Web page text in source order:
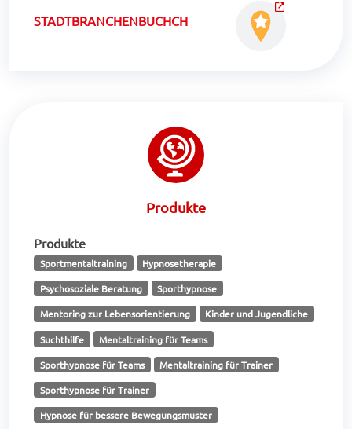
STADTBRANCHENBUCHCH
Produkte
Produkte
Sportmentaltraining Hypnosetherapie
Psychosoziale Beratung Sporthypnose
Mentoring zur Lebensorientierung Kinder und Jugendliche
Suchthilfe Mentaltraining für Teams
Sporthypnose für Teams Mentaltraining für Trainer
Sporthypnose für Trainer
Hypnose für bessere Bewegungsmuster